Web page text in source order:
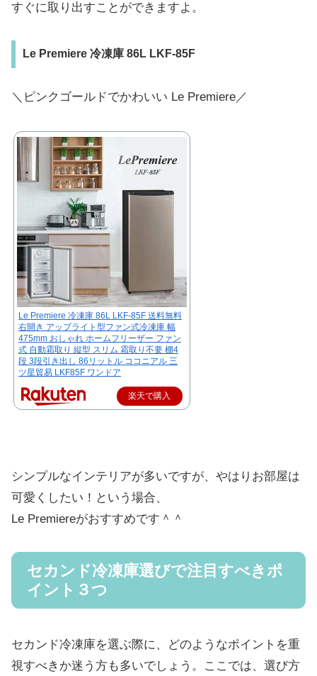
すぐに取り出すことができますよ。
Le Premiere 冷凍庫 86L LKF-85F
＼ピンクゴールドでかわいい Le Premiere／
Le Premiere 冷凍庫 86L LKF-85F 送料無料
右開き アップライト型ファン式冷凍庫 幅
475mm おしゃれ ホームフリーザー ファン
式 自動霜取り 縦型 スリム 霜取り不要 棚4
段 3段引き出し 86リットル ココニアル 三
ツ星貿易 LKF85F ワンドア
楽天で購入
シンプルなインテリアが多いですが、やはりお部屋は
可愛くしたい！という場合、
Le Premiereがおすすめです＾＾
セカンド冷凍庫選びで注目すべきポ
イント３つ
セカンド冷凍庫を選ぶ際に、どのようなポイントを重
視すべきか迷う方も多いでしょう。ここでは、選び方